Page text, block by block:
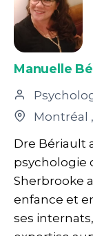
Manuelle
Montréal
Dre Bériault
psychologie
Sherbrooke
enfance et
ses